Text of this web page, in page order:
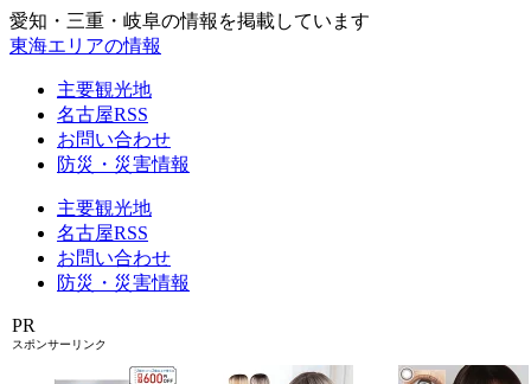
愛知・三重・岐阜の情報を掲載しています
東海エリアの情報
主要観光地
名古屋RSS
お問い合わせ
防災・災害情報
主要観光地
名古屋RSS
お問い合わせ
防災・災害情報
PR
スポンサーリンク